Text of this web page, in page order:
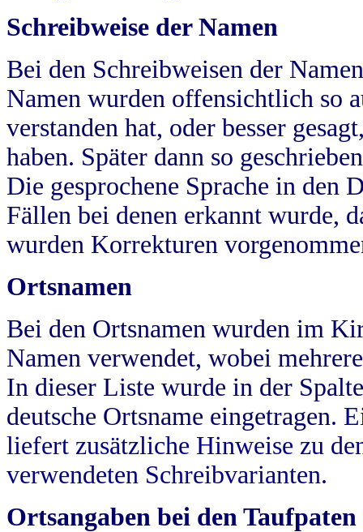
Schreibweise der Namen
Bei den Schreibweisen der
Namen wurden offensichtlich so
verstanden hat, oder besser
haben. Später dann so
Die gesprochene Sprache in
Fällen bei denen erkannt wurde,
wurden Korrekturen
Ortsnamen
Bei den Ortsnamen wurden im
Namen verwendet, wobei
In dieser Liste wurde in der
deutsche Ortsname eingetragen.
liefert zusätzliche Hinweise zu
verwendeten Schreibvarianten.
Ortsangaben bei den Taufpaten